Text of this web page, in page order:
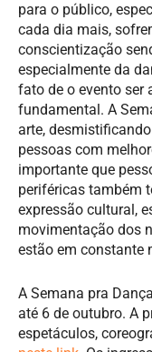
para o público,
cada dia mais,
conscientização
especialmente da
fato de o evento ser
fundamental. A
arte,
pessoas com
importante que
periféricas também
expressão cultural,
movimentação dos
estão em constante
A Semana pra
até 6 de outubro. A
espetáculos,